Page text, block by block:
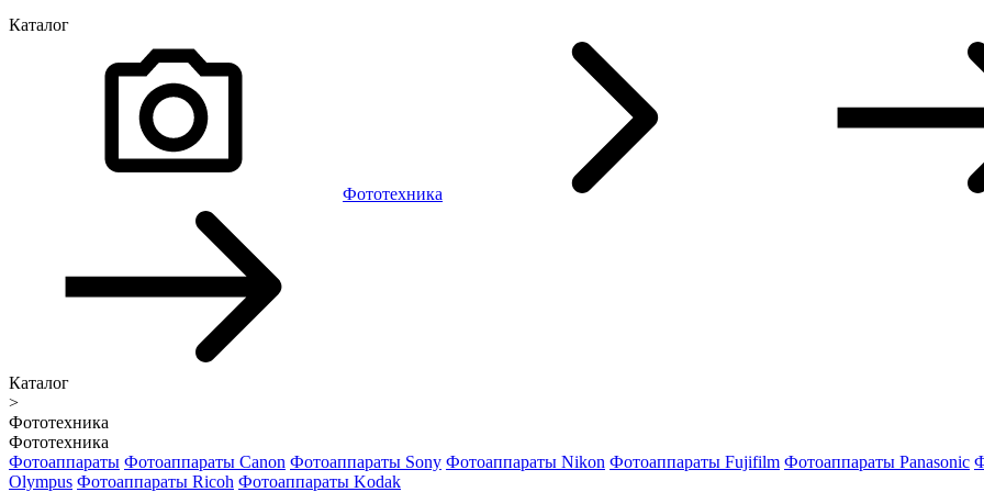
Каталог
Фототехника
Каталог
>
Фототехника
Фототехника
Фотоаппараты Фотоаппараты Canon Фотоаппараты Sony Фотоаппараты Nikon Фотоаппараты Fujifilm Фотоаппараты Panasonic
Olympus Фотоаппараты Ricoh Фотоаппараты Kodak